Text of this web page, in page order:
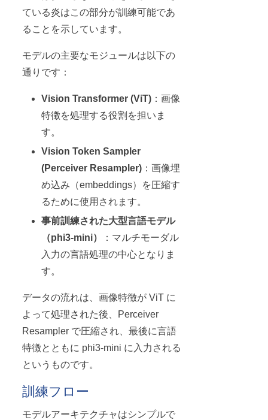
ている炎はこの部分が訓練可能であ
ることを示しています。
モデルの主要なモジュールは以下の
通りです：
Vision Transformer (ViT) ：画像
特徴を処理する役割を担いま
す。
Vision Token Sampler
(Perceiver Resampler) ：画像埋
め込み（embeddings）を圧縮す
るために使用されます。
事前訓練された大型言語モデル
（phi3-mini）
：マルチモーダル
入力の言語処理の中心となりま
す。
データの流れは、画像特徴が ViT に
よって処理された後、Perceiver
Resampler で圧縮され、最後に言語
特徴とともに phi3-mini に入力される
というものです。
訓練フロー
モデルアーキテクチャはシンプルで